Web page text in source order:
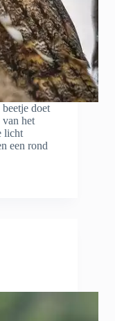
doet
van het
licht
een rond